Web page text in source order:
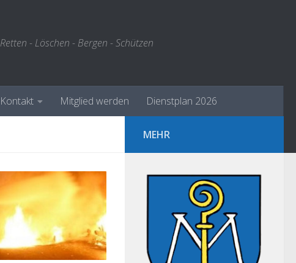
Retten - Löschen - Bergen - Schützen
Kontakt Mitglied werden Dienstplan 2026
MEHR